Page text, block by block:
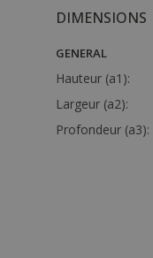
DIMENSIONS
GENERAL
Hauteur (a1):
Largeur (a2):
Profondeur (a3):